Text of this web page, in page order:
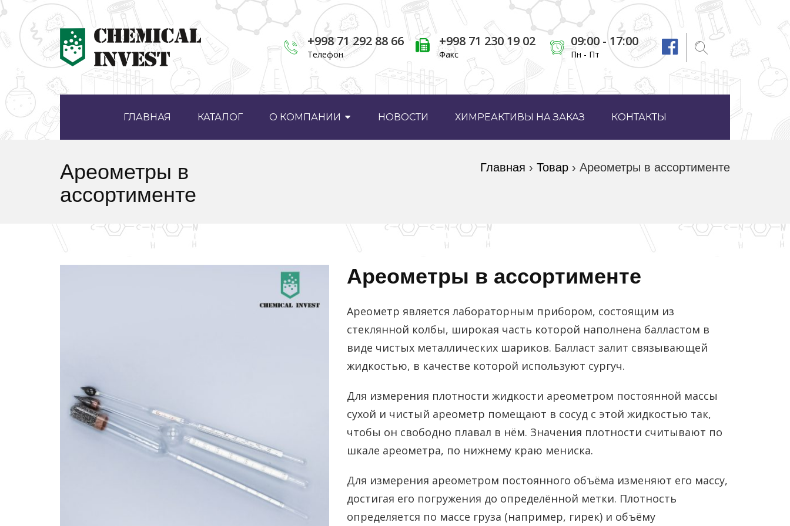
+998 71 292 88 66
Телефон
+998 71 230 19 02
Факс
09:00 - 17:00
Пн - Пт
ГЛАВНАЯ КАТАЛОГ О КОМПАНИИ НОВОСТИ ХИМРЕАКТИВЫ НА ЗАКАЗ КОНТАКТЫ
Ареометры в
ассортименте
Главная › Товар › Ареометры в ассортименте
Ареометры в ассортименте
Ареометр является лабораторным прибором, состоящим из
стеклянной колбы, широкая часть которой наполнена балластом в
виде чистых металлических шариков. Балласт залит связывающей
жидкостью, в качестве которой используют сургуч.
Для измерения плотности жидкости ареометром постоянной массы
сухой и чистый ареометр помещают в сосуд с этой жидкостью так,
чтобы он свободно плавал в нём. Значения плотности считывают по
шкале ареометра, по нижнему краю мениска.
Для измерения ареометром постоянного объёма изменяют его массу,
достигая его погружения до определённой метки. Плотность
определяется по массе груза (например, гирек) и объёму